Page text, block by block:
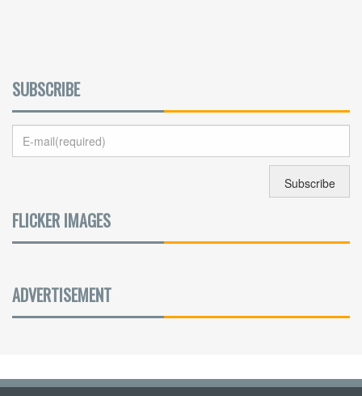
SUBSCRIBE
FLICKER IMAGES
ADVERTISEMENT